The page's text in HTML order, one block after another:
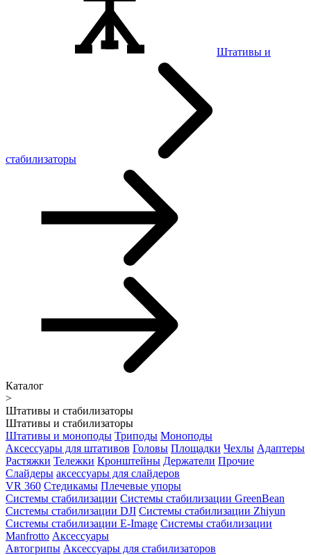
Штативы и
стабилизаторы
Каталог
>
Штативы и стабилизаторы
Штативы и стабилизаторы
Штативы и моноподы Триподы Моноподы
Аксессуары для штативов Головы Площадки Чехлы Адаптеры
Растяжки Тележки Кронштейны Держатели Прочие
Слайдеры аксессуары для слайдеров
VR 360 Стедикамы Плечевые упоры
Системы стабилизации Системы стабилизации GreenBean
Системы стабилизации DJI Системы стабилизации Zhiyun
Системы стабилизации E-Image Системы стабилизации
Manfrotto Аксессуары
Автогрипы Аксессуары для стабилизаторов